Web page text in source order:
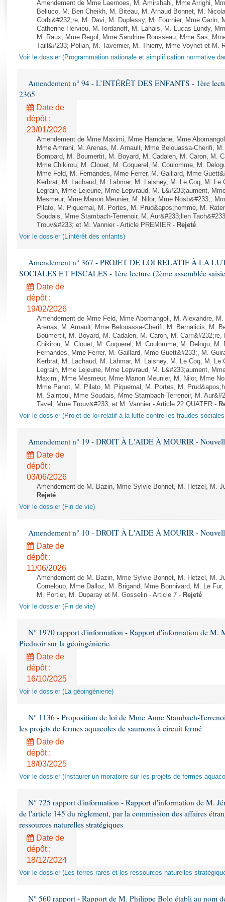
Rapports d'enquête
Rapports législatifs
Rapports sur l'application des lois
Baromètre de l’application des lois
Budget et sécurité sociale
Questions écrites et orales
Comptes rendus des débats
Amendement de Mme Laernoes, M. Amirshahi, Mme Arrighi,
Belluco, M. Ben Cheikh, M. Biteau, M. Arnaud Bonnet, M.
Corbi&#232;re, M. Davi, M. Duplessy, M. Fournier, Mme Garin,
Catherine Hervieu, M. Iordanoff, M. Lahais, M. Lucas-Lundy,
M. Raux, Mme Regol, Mme Sandrine Rousseau, Mme Sas,
Taill&#233;-Polian, M. Tavernier, M. Thierry, Mme Voynet et M.
Voir le dossier (Programmation nationale et simplification normative
Amendement n° 94 - L’INTÉRÊT DES ENFANTS - 1ère
2365
Date de
dépôt :
23/01/2026
Amendement de Mme Maximi, Mme Hamdane, Mme
Mme Amrani, M. Arenas, M. Arnault, Mme Belouassa-Cherifi,
Bompard, M. Boumertit, M. Boyard, M. Cadalen, M. Caron, M.
Mme Chikirou, M. Clouet, M. Coquerel, M. Coulomme, M.
Mme Feld, M. Fernandes, Mme Ferrer, M. Gaillard, Mme
Kerbrat, M. Lachaud, M. Lahmar, M. Laisney, M. Le Coq, M. Le
Legrain, Mme Lejeune, Mme Lepvraud, M. L&#233;aument,
Mesmeur, Mme Manon Meunier, M. Nilor, Mme Nosb&#233;,
Pilato, M. Piquemal, M. Portes, M. Prud&apos;homme, M.
Soudais, Mme Stambach-Terrenoir, M. Aur&#233;lien
Trouv&#233; et M. Vannier - Article PREMIER - Rejeté
Voir le dossier (L’intérêt des enfants)
Amendement n° 367 - PROJET DE LOI RELATIF À LA
SOCIALES ET FISCALES - 1ère lecture (2ème assemblée
Date de
dépôt :
19/02/2026
Amendement de Mme Feld, Mme Abomangoli, M. Alexandre,
Arenas, M. Arnault, Mme Belouassa-Cherifi, M. Bernalicis, M.
Boumertit, M. Boyard, M. Cadalen, M. Caron, M.
Chikirou, M. Clouet, M. Coquerel, M. Coulomme, M. Delogu, M.
Fernandes, Mme Ferrer, M. Gaillard, Mme Guett&#233;, M.
Kerbrat, M. Lachaud, M. Lahmar, M. Laisney, M. Le Coq, M. Le
Legrain, Mme Lejeune, Mme Lepvraud, M. L&#233;aument,
Maximi, Mme Mesmeur, Mme Manon Meunier, M. Nilor, Mme
Mme Panot, M. Pilato, M. Piquemal, M. Portes, M.
M. Saintoul, Mme Soudais, Mme Stambach-Terrenoir, M.
Tavel, Mme Trouv&#233; et M. Vannier - Article 22 QUATER -
Voir le dossier (Projet de loi relatif à la lutte contre les fraudes
Amendement n° 19 - DROIT À L'AIDE À MOURIR -
Date de
dépôt :
03/06/2026
Amendement de M. Bazin, Mme Sylvie Bonnet, M. Hetzel, M.
Rejeté
Voir le dossier (Fin de vie)
Amendement n° 10 - DROIT À L'AIDE À MOURIR -
Date de
dépôt :
11/06/2026
Amendement de M. Bazin, Mme Sylvie Bonnet, M. Hetzel, M.
Corneloup, Mme Dalloz, M. Brigand, Mme Bonnivard, M. Le
M. Portier, M. Duparay et M. Gosselin - Article 7 - Rejeté
Voir le dossier (Fin de vie)
N° 1970 rapport d'information - Rapport d'information de M.
Piednoir sur la géoingénierie
Date de
dépôt :
16/10/2025
Voir le dossier (La géoingénierie)
N° 1136 - Proposition de loi de Mme Anne Stambach-
les projets de fermes aquacoles de saumons à circuit fermé
Date de
dépôt :
18/03/2025
Voir le dossier (Instaurer un moratoire sur les projets de fermes
N° 725 rapport d'information - Rapport d'information de M.
de l'article 145 du règlement, par la commission des affaires
ressources naturelles stratégiques
Date de
dépôt :
18/12/2024
Voir le dossier (Les terres rares et les ressources naturelles
N° 560 rapport - Rapport de M. Philippe Bolo établi au nom